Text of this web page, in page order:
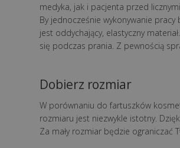
medyka, jak i pacjenta przed
By jednocześnie wykonywanie
jest oddychający, elastyczny
się podczas prania. Z pewnością
Dobierz rozmiar
W porównaniu do fartuszków
rozmiaru jest niezwykle istotny.
Za mały rozmiar będzie ograniczać